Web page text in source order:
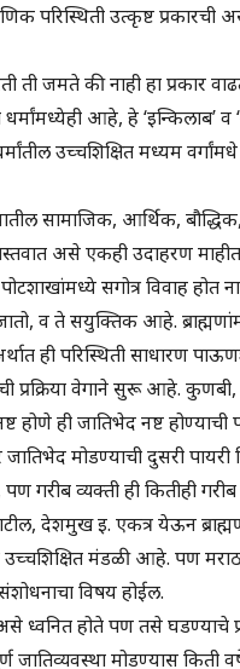
परिस्थिती उत्कृष्ट
ती जमते की नाही हा प्रकार
आहे, हे ‘इन्किलाब’
उच्चशिक्षित मध्यम
सामाजिक, आर्थिक,
असे एकही उदाहरण माहीत
सगोत्र विवाह होत
व ते सयुक्तिक आहे.
ही परिस्थिती साधारण
प्रक्रिया वेगाने सुरू आहे.
ही जातिभेद नष्ट
मोडण्याची दुसरी
गरीब व्यक्ती ही कितीही
देशमुख इ. एकत्र येऊन
मंडळी आहे. पण
विषय होईल.
होते पण तसे घडण्याचे
जातिव्यवस्था मोडण्यास किती